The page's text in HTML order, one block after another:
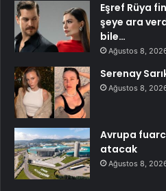
Eşref Rüya
şeye ara
bile…
Ağustos 8,
Serenay
Ağustos 8,
Avrupa
atacak
Ağustos 8,